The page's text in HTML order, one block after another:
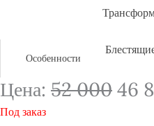
Особенности
Цена: 52 00046
Под заказ